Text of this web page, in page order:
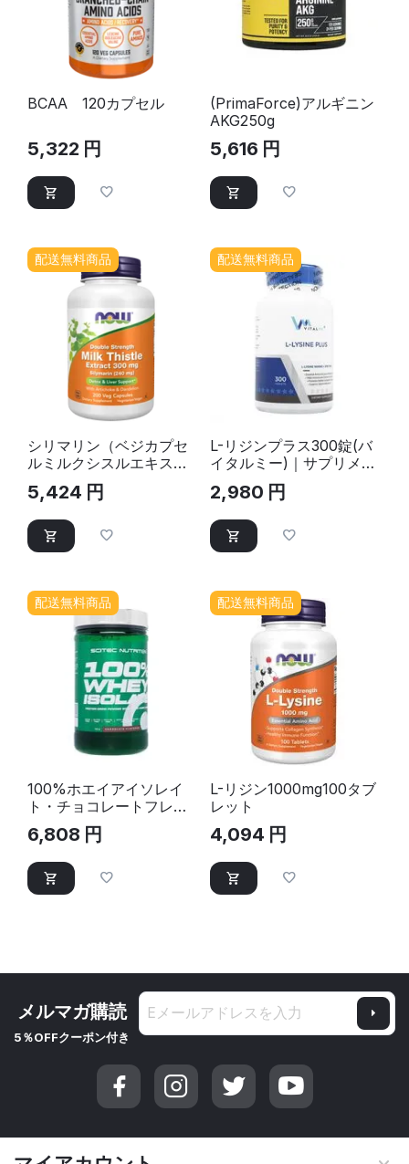
BCAA 120カプセル
5,322 円
(PrimaForce)アルギニン
AKG250g
5,616 円
配送無料商品
シリマリン（ベジカプセ
ルミルクシスルエキス、
ダブルストレング
ス)300mg 200ベジカプ
セル
5,424 円
配送無料商品
L-リジンプラス300錠(バ
イタルミー)｜サプリメン
2,980 円
配送無料商品
100%ホエイアイソレイ
ト・チョコレートフレー
バー28回分
(ScitecNutrition)｜プロ
テインパウダー
6,808 円
配送無料商品
L-リジン1000mg100タブ
レット
4,094 円
メルマガ購読
5％OFFクーポン付き